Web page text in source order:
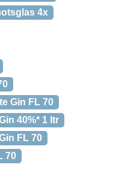
4x
Gin FL 70
40%* 1 ltr
FL 70
70